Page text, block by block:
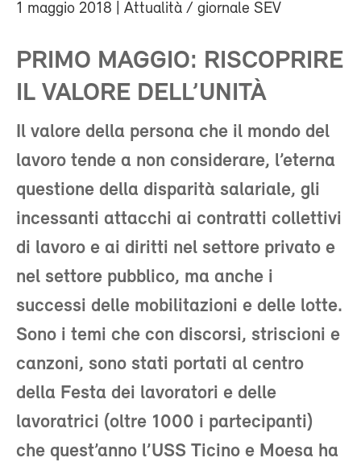
1 maggio 2018 | Attualità / giornale SEV
PRIMO MAGGIO: RISCOPRIRE
IL VALORE DELL’UNITÀ
Il valore della persona che il mondo del
lavoro tende a non considerare, l’eterna
questione della disparità salariale, gli
incessanti attacchi ai contratti collettivi
di lavoro e ai diritti nel settore privato e
nel settore pubblico, ma anche i
successi delle mobilitazioni e delle lotte.
Sono i temi che con discorsi, striscioni e
canzoni, sono stati portati al centro
della Festa dei lavoratori e delle
lavoratrici (oltre 1000 i partecipanti)
che quest’anno l’USS Ticino e Moesa ha